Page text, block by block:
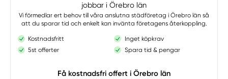
jobbar i Örebro län
Vi förmedlar ert behov till våra anslutna städföretag i Örebro län så
att du sparar tid och enkelt kan invänta företagens återkoppling.
Kostnadsfritt
Inget köpkrav
5st offerter
Spara tid & pengar
Få kostnadsfri offert i Örebro län